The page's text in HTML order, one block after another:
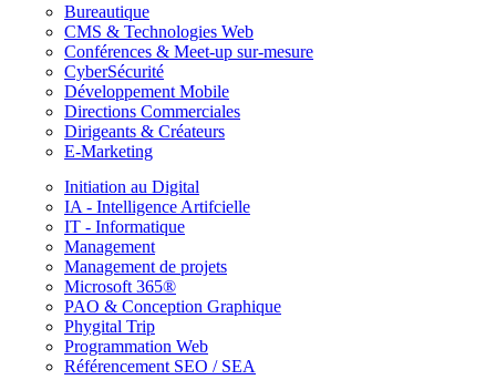
Bureautique
CMS & Technologies Web
Conférences & Meet-up sur-mesure
CyberSécurité
Développement Mobile
Directions Commerciales
Dirigeants & Créateurs
E-Marketing
Initiation au Digital
IA - Intelligence Artifcielle
IT - Informatique
Management
Management de projets
Microsoft 365®
PAO & Conception Graphique
Phygital Trip
Programmation Web
Référencement SEO / SEA